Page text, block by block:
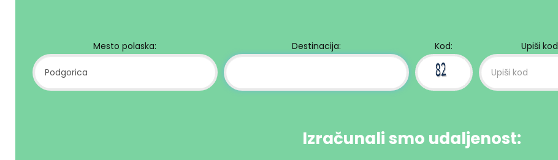
Mesto polaska: Destinacija: Kod: Upiši kod
Izračunali smo udaljenost: